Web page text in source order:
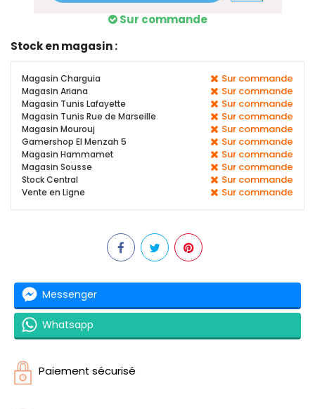
Sur commande
Stock en magasin :
Magasin Charguia Sur commande
Magasin Ariana Sur commande
Magasin Tunis Lafayette Sur commande
Magasin Tunis Rue de Marseille Sur commande
Magasin Mourouj Sur commande
Gamershop El Menzah 5 Sur commande
Magasin Hammamet Sur commande
Magasin Sousse Sur commande
Stock Central Sur commande
Vente en Ligne Sur commande
Messenger
Whatsapp
Paiement sécurisé